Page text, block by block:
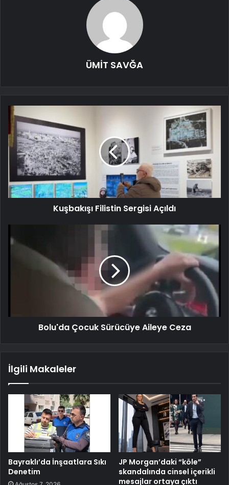
ÜMİT SAVĞA
Kuşbakışı Filistin Sergisi Açıldı
Bolu'da Çocuk Sürücüye Aileye Ceza
İlgili Makaleler
Bayraklı’da İnşaatlara Sıkı
Denetim
JP Morgan’daki “köle”
skandalında cinsel içerikli
mesajlar ortaya çıktı